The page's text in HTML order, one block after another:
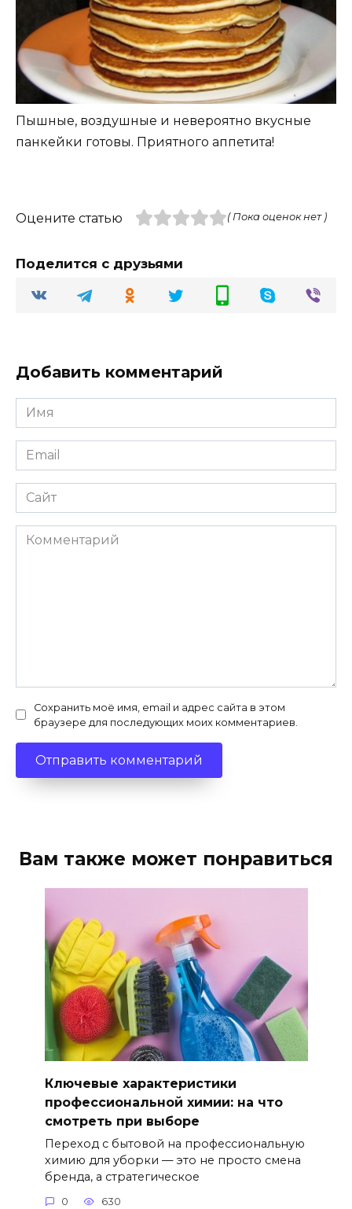
Пышные, воздушные и невероятно вкусные
панкейки готовы. Приятного аппетита!
Оцените статью ( Пока оценок нет )
Поделится с друзьями
Добавить комментарий
Имя
Email
Сайт
Комментарий
Сохранить моё имя, email и адрес сайта в этом
браузере для последующих моих комментариев.
Вам также может понравиться
Ключевые характеристики
профессиональной химии: на что
смотреть при выборе
Переход с бытовой на профессиональную
химию для уборки — это не просто смена
бренда, а стратегическое
0 630